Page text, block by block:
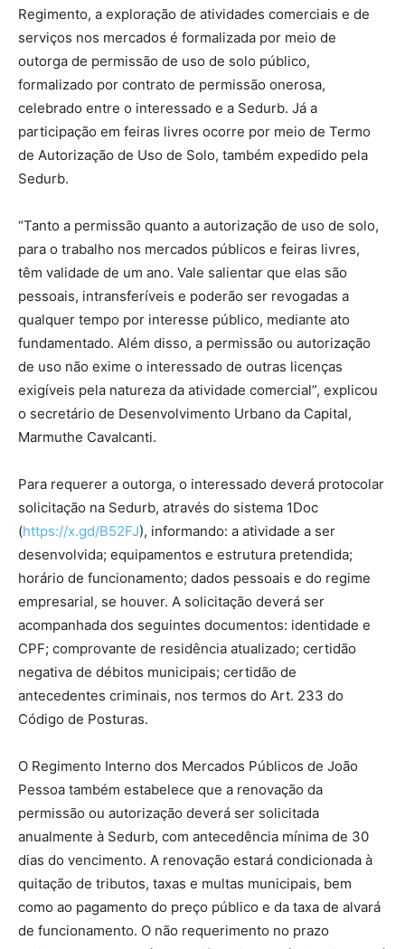
Regimento, a exploração de atividades comerciais e de
serviços nos mercados é formalizada por meio de
outorga de permissão de uso de solo público,
formalizado por contrato de permissão onerosa,
celebrado entre o interessado e a Sedurb. Já a
participação em feiras livres ocorre por meio de Termo
de Autorização de Uso de Solo, também expedido pela
Sedurb.
“Tanto a permissão quanto a autorização de uso de solo,
para o trabalho nos mercados públicos e feiras livres,
têm validade de um ano. Vale salientar que elas são
pessoais, intransferíveis e poderão ser revogadas a
qualquer tempo por interesse público, mediante ato
fundamentado. Além disso, a permissão ou autorização
de uso não exime o interessado de outras licenças
exigíveis pela natureza da atividade comercial”, explicou
o secretário de Desenvolvimento Urbano da Capital,
Marmuthe Cavalcanti.
Para requerer a outorga, o interessado deverá protocolar
solicitação na Sedurb, através do sistema 1Doc
(https://x.gd/B52FJ), informando: a atividade a ser
desenvolvida; equipamentos e estrutura pretendida;
horário de funcionamento; dados pessoais e do regime
empresarial, se houver. A solicitação deverá ser
acompanhada dos seguintes documentos: identidade e
CPF; comprovante de residência atualizado; certidão
negativa de débitos municipais; certidão de
antecedentes criminais, nos termos do Art. 233 do
Código de Posturas.
O Regimento Interno dos Mercados Públicos de João
Pessoa também estabelece que a renovação da
permissão ou autorização deverá ser solicitada
anualmente à Sedurb, com antecedência mínima de 30
dias do vencimento. A renovação estará condicionada à
quitação de tributos, taxas e multas municipais, bem
como ao pagamento do preço público e da taxa de alvará
de funcionamento. O não requerimento no prazo